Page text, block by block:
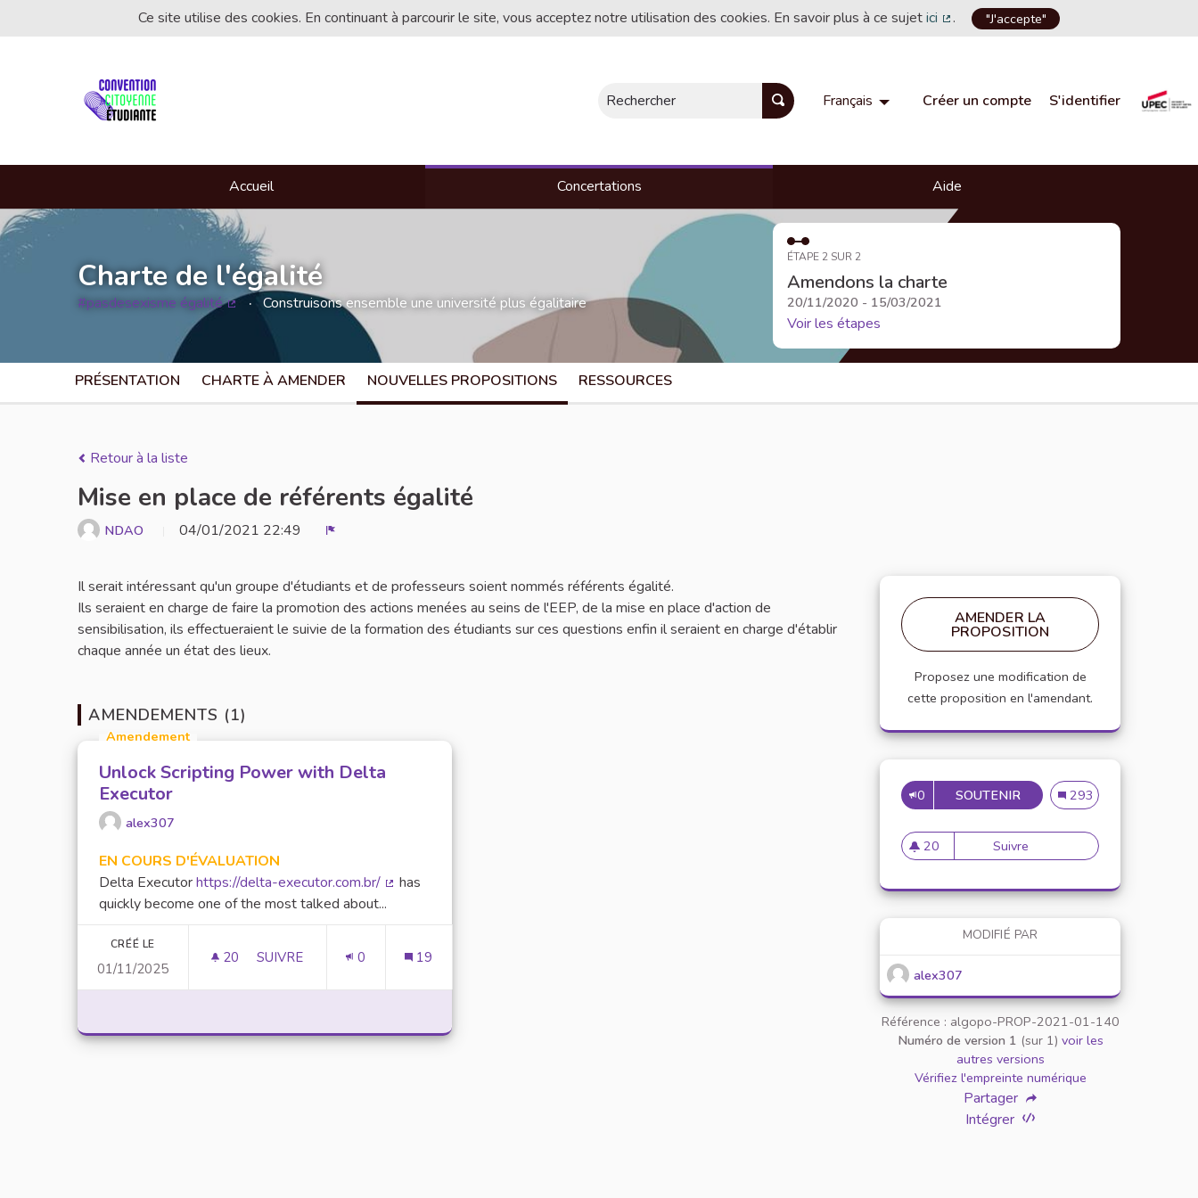
Ce site utilise des cookies. En continuant à parcourir le site, vous acceptez notre utilisation des cookies. En savoir plus à ce sujetici
(Lien externe)
. "J'accepte"
Rechercher Français Choisir la langueChoose language
Créer un compte S'identifier
Accueil Concertations Aide
Charte de l'égalité
#pasdesexisme égalité Construisons ensemble une université plus égalitaire
ÉTAPE 2 SUR 2
Amendons la charte
20/11/2020 - 15/03/2021
Voir les étapes
PRÉSENTATION CHARTE À AMENDER NOUVELLES PROPOSITIONS RESSOURCES
Retour à la liste
Mise en place de référents égalité
NDAO 04/01/2021 22:49
Il serait intéressant qu'un groupe d'étudiants et de professeurs soient nommés référents égalité.
Ils seraient en charge de faire la promotion des actions menées au seins de l'EEP, de la mise en place d'action de
sensibilisation, ils effectueraient le suivie de la formation des étudiants sur ces questions enfin il seraient en charge d'établir
chaque année un état des lieux.
AMENDEMENTS (1)
Amendement
Unlock Scripting Power with Delta
Executor
alex307
EN COURS D'ÉVALUATION
Delta Executorhttps://delta-executor.com.br/
has
quickly become one of the most talked about...
CRÉÉ LE
01/11/2025
20 20 ABONNÉS
SUIVRE 0 19
AMENDER LA
PROPOSITION
Proposez une modification de
cette proposition en l'amendant.
0 SOUTENIR MISE EN PLACE DE
Mise en place de
293
20
20 abonnés
Suivre Mise en place de référents
MODIFIÉ PAR
alex307
Référence : algopo-PROP-2021-01-140
Numéro de version 1 (sur 1) voir les
autres versions
Vérifiez l'empreinte numérique
Partager
Intégrer